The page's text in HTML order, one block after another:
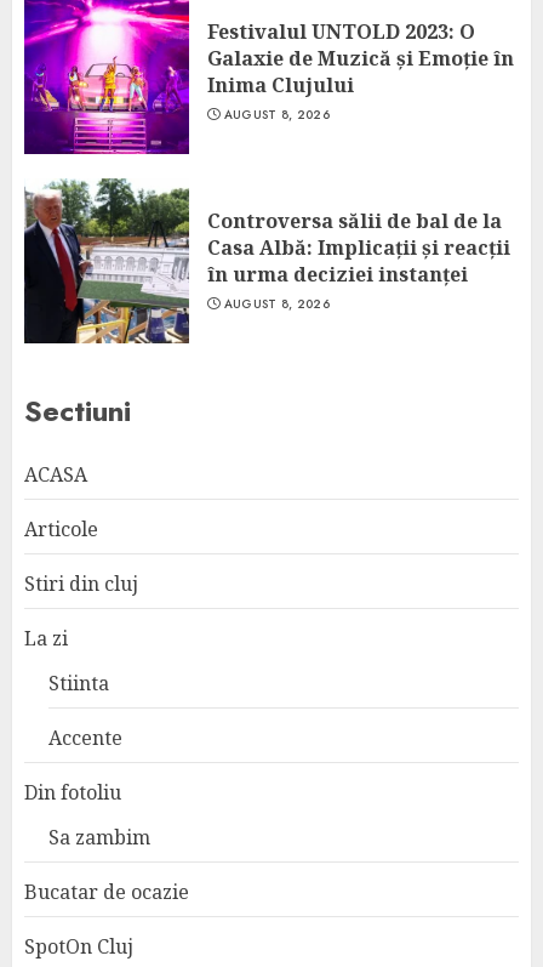
Festivalul UNTOLD 2023: O
Galaxie de Muzică și Emoție în
Inima Clujului
AUGUST 8, 2026
Controversa sălii de bal de la
Casa Albă: Implicații și reacții
în urma deciziei instanței
AUGUST 8, 2026
Sectiuni
ACASA
Articole
Stiri din cluj
La zi
Stiinta
Accente
Din fotoliu
Sa zambim
Bucatar de ocazie
SpotOn Cluj